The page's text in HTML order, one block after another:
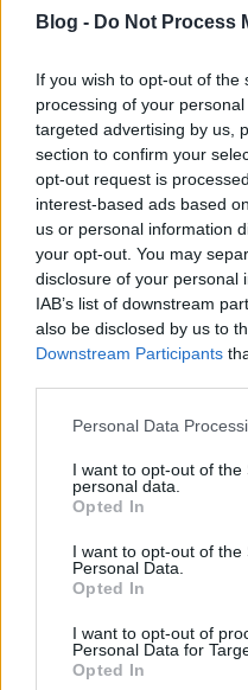
Blog - Do Not Process
If you wish to opt-out of
processing of your
targeted advertising by us,
section to confirm your
opt-out request is
interest-based ads based
us or personal information
your opt-out. You may
disclosure of your personal
IAB’s list of downstream
also be disclosed by us to
Downstream Participants
Please note that this
not limited to your visit or
grant or deny consent to
use your data for below
consent section.
Personal Data
I want to opt-out of the
personal data.
Opted In
I want to opt-out of the
Personal Data.
Opted In
I want to opt-out of
Personal Data for
Opted In
kkm.furdancs• 2018. április 24.
A legfanatikusabb
hogy bizonyos
jobban illik. Sajnos az
vannak nehézségei, de
biztosítunk neki,
családot a többi
drágább…
Kamélia nyílik
sztroberri• 2013. február 11.
nyílik, mégsem lesz
Állatparkban. Az Ázsia
bemutató Zöld
Növényültetés
Ti kérdeztétek -
Bálint Károly kertépítő